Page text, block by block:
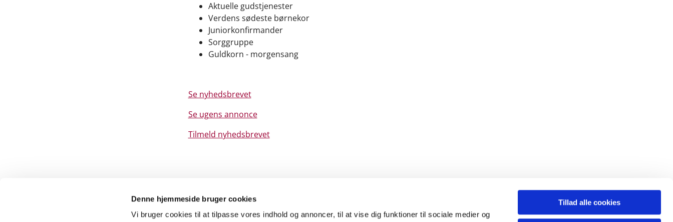
Denne hjemmeside bruger cookies
Vi bruger cookies til at tilpasse vores indhold og annoncer, til at vise dig funktioner til sociale medier og
Tillad alle cookies
Aktuelle gudstjenester
Verdens sødeste børnekor
Juniorkonfirmander
Sorggruppe
Guldkorn - morgensang
Se nyhedsbrevet
Se ugens annonce
Tilmeld nyhedsbrevet